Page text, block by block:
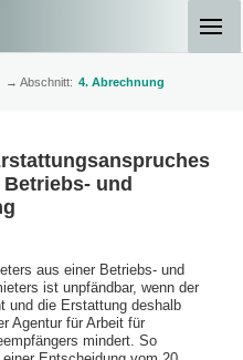
→ Abschnitt: 4. Abrechnung
und
aus einer Betriebs- und
ist unpfändbar, wenn der
und die Erstattung deshalb
Agentur für Arbeit für
mindert. So